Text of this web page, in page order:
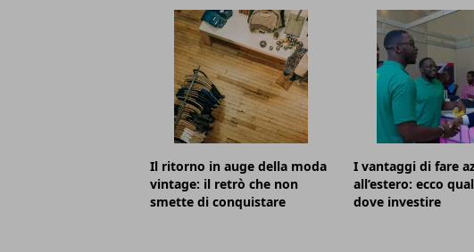
Il ritorno in auge della moda
vintage: il retrò che non
smette di conquistare
I vantaggi di fare
all’estero: ecco
dove investire